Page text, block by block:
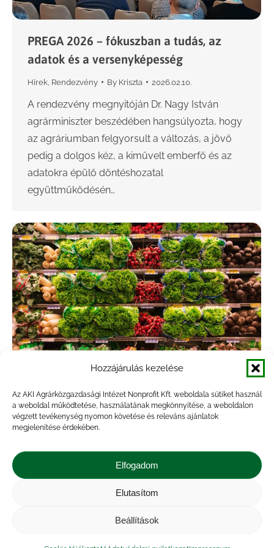
Hozzájárulás kezelése
Az AKI Agrárközgazdasági Intézet Nonprofit Kft. weboldala sütiket használ
a weboldal működtetése, használatának megkönnyítése, a weboldalon
végzett tevékenység nyomon követése és releváns ajánlatok
megjelenítése érdekében.
Elfogadom
Elutasítom
Beállítások
PREGA 2026 – fókuszban a tudás, az
adatok és a versenyképesség
Hírek Rendezvény By Kriszta 2026.02.10.
A rendezvény megnyitóján Dr. Nagy István
agrárminiszter beszédében hangsúlyozta, hogy
az agráriumban felgyorsult a változás, a jövő
pedig a dolgos kéz, a kiművelt emberfő és az
adatokra épülő döntéshozatal
együttműködésén…
Módszertani változások a fogyasztói
árak gyűjtésében
Hírek Byveresa 2022.04.26.
A Piaci Árinformációs Rendszer (PÁIR) fontos
részét képezi az élelmiszertermékek fogyasztói
változások történtek. Az adatgyűjtést